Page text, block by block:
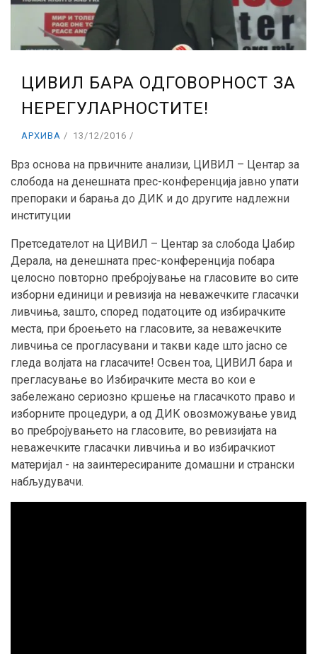
ЦИВИЛ БАРА ОДГОВОРНОСТ ЗА
НЕРЕГУЛАРНОСТИТЕ!
АРХИВА 13/12/2016
Врз основа на првичните анализи, ЦИВИЛ – Центар за
слобода на денешната прес-конференција јавно упати
препораки и барања до ДИК и до другите надлежни
институции
Претседателот на ЦИВИЛ – Центар за слобода Џабир
Дерала, на денешната прес-конференција побара
целосно повторно пребројување на гласовите во сите
изборни единици и ревизија на неважечките гласачки
ливчиња, зашто, според податоците од избирачките
места, при броењето на гласовите, за неважечките
ливчиња се прогласувани и такви каде што јасно се
гледа волјата на гласачите! Освен тоа, ЦИВИЛ бара и
прегласување во Избирачките места во кои е
забележано сериозно кршење на гласачкото право и
изборните процедури, а од ДИК овозможување увид
во пребројувањето на гласовите, во ревизијата на
неважечките гласачки ливчиња и во избирачкиот
материјал - на заинтересираните домашни и странски
набљудувачи.